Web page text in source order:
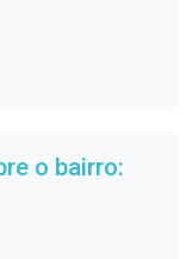
o bairro: